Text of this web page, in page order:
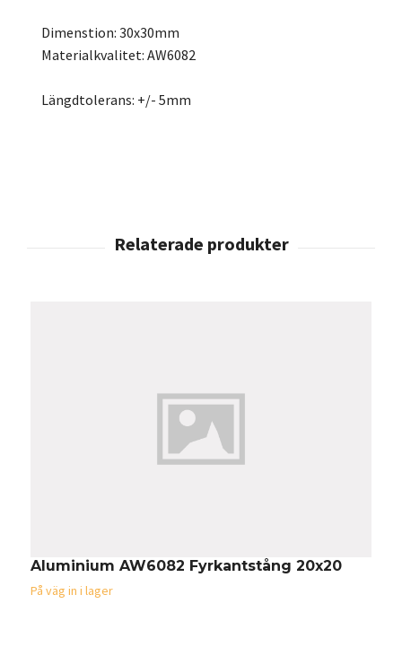
Dimenstion: 30x30mm
Materialkvalitet: AW6082
Längdtolerans: +/- 5mm
Aluminium AW6082 Fyrkantstång 20x20
På väg in i lager